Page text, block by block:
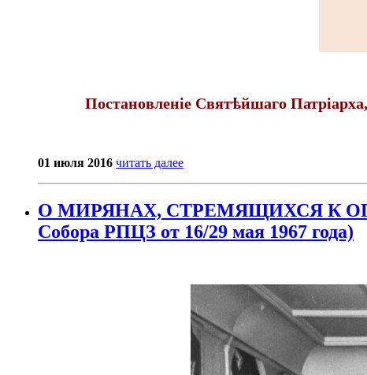
Постановленіе Святѣйшаго
01 июля 2016 читать далее
О МИРЯНАХ, СТРЕМЯЩИХСЯ К
Собора РПЦЗ от 16/29 мая 1967 года)